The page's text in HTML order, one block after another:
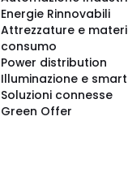
Energie Rinnovabili
Attrezzature e
consumo
Power distribution
Illuminazione e
Soluzioni connesse
Green Offer